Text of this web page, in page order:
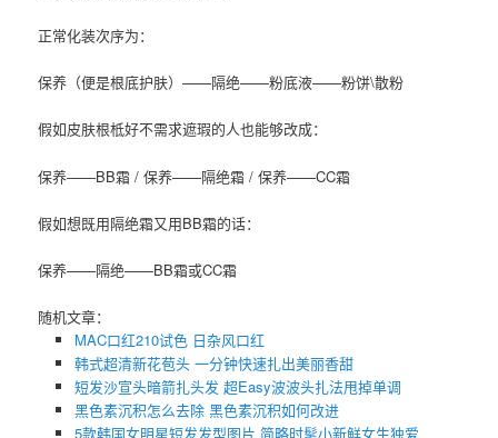
正常化装次序为：
保养（便是根底护肤）——隔绝——粉底液——粉饼\散粉
假如皮肤根柢好不需求遮瑕的人也能够改成：
保养——BB霜 / 保养——隔绝霜 / 保养——CC霜
假如想既用隔绝霜又用BB霜的话：
保养——隔绝——BB霜或CC霜
随机文章：
MAC口红210试色 日杂风口红
韩式超清新花苞头 一分钟快速扎出美丽香甜
短发沙宣头暗箭扎头发 超Easy波波头扎法甩掉单调
黑色素沉积怎么去除 黑色素沉积如何改进
5款韩国女明星短发发型图片 简略时髦小新鲜女生独爱